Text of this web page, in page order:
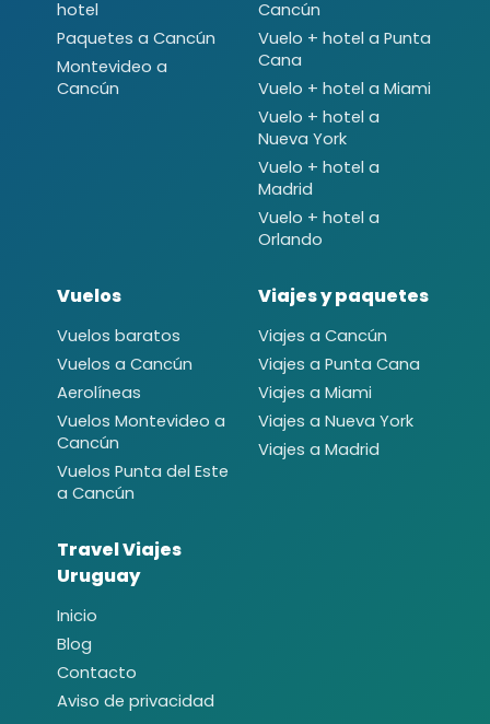
hotel
Paquetes a Cancún
Montevideo a
Cancún
Cancún
Vuelo + hotel a Punta
Cana
Vuelo + hotel a Miami
Vuelo + hotel a
Nueva York
Vuelo + hotel a
Madrid
Vuelo + hotel a
Orlando
Vuelos
Vuelos baratos
Vuelos a Cancún
Aerolíneas
Vuelos Montevideo a
Cancún
Vuelos Punta del Este
a Cancún
Viajes y paquetes
Viajes a Cancún
Viajes a Punta Cana
Viajes a Miami
Viajes a Nueva York
Viajes a Madrid
Travel Viajes
Uruguay
Inicio
Blog
Contacto
Aviso de privacidad